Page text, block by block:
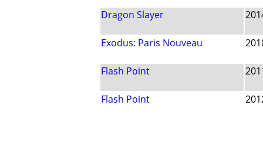
Dragon Slayer
Exodus: Paris Nouveau
Flash Point
Flash Point